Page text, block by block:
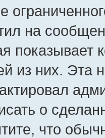
на
показывает
из них. Эта
о
что